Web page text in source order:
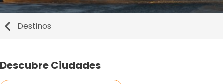
Destinos
Descubre Ciudades